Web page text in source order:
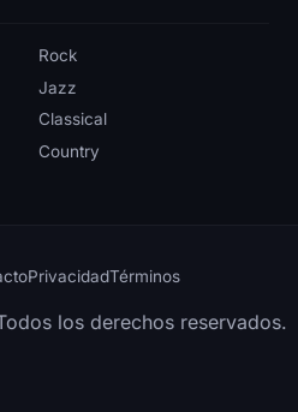
Rock
Jazz
Classical
Country
PrivacidadTérminos
los derechos reservados.